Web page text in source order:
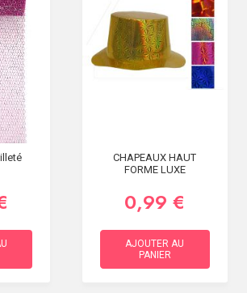
CHAPEAUX HAUT
FORME LUXE
0,99 €
AJOUTER AU
PANIER